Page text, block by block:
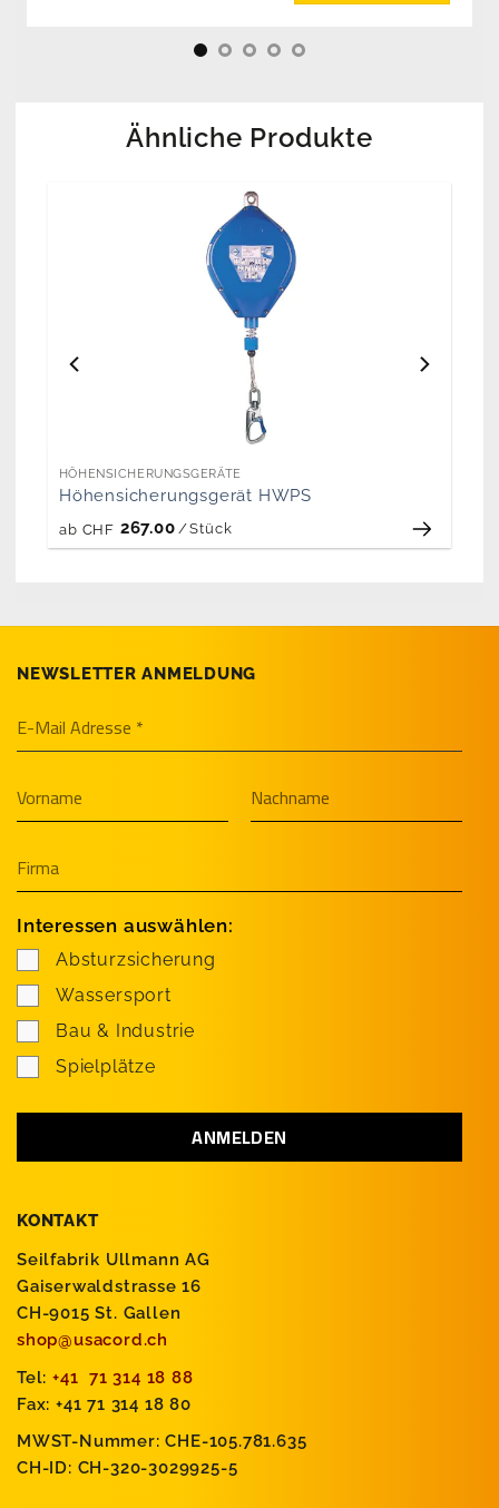
Ähnliche Produkte
HÖHENSICHERUNGSGERÄTE
Höhensicherungsgerät HWPS
ab CHF 267.00 /Stück
KONTAKT
Seilfabrik Ullmann AG
Gaiserwaldstrasse 16
CH-9015 St. Gallen
shop@usacord.ch
Tel: +41 71 314 18 88
Fax: +41 71 314 18 80
MWST-Nummer: CHE-105.781.635
CH-ID: CH-320-3029925-5
NEWSLETTER ANMELDUNG
Interessen auswählen:
Absturzsicherung
Wassersport
Bau & Industrie
Spielplätze